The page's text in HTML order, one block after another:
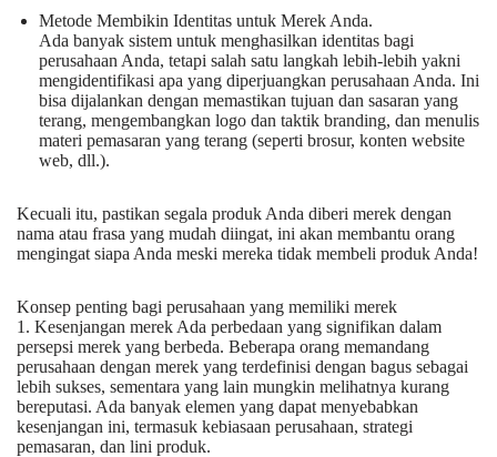
Metode Membikin Identitas untuk Merek Anda.
Ada banyak sistem untuk menghasilkan identitas bagi
perusahaan Anda, tetapi salah satu langkah lebih-lebih yakni
mengidentifikasi apa yang diperjuangkan perusahaan Anda. Ini
bisa dijalankan dengan memastikan tujuan dan sasaran yang
terang, mengembangkan logo dan taktik branding, dan menulis
materi pemasaran yang terang (seperti brosur, konten website
web, dll.).
Kecuali itu, pastikan segala produk Anda diberi merek dengan
nama atau frasa yang mudah diingat, ini akan membantu orang
mengingat siapa Anda meski mereka tidak membeli produk Anda!
Konsep penting bagi perusahaan yang memiliki merek
1. Kesenjangan merek Ada perbedaan yang signifikan dalam
persepsi merek yang berbeda. Beberapa orang memandang
perusahaan dengan merek yang terdefinisi dengan bagus sebagai
lebih sukses, sementara yang lain mungkin melihatnya kurang
bereputasi. Ada banyak elemen yang dapat menyebabkan
kesenjangan ini, termasuk kebiasaan perusahaan, strategi
pemasaran, dan lini produk.